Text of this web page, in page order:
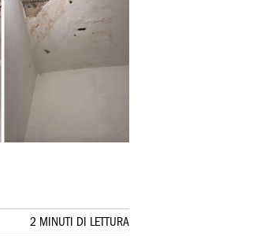
2 MINUTI DI LETTURA